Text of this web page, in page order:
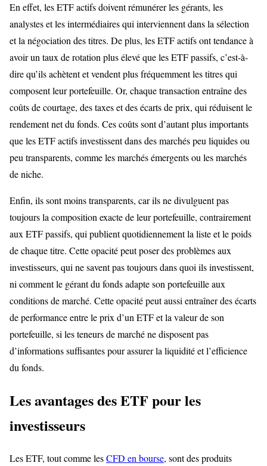
En effet, les ETF actifs doivent rémunérer les gérants, les
analystes et les intermédiaires qui interviennent dans la sélection
et la négociation des titres. De plus, les ETF actifs ont tendance à
avoir un taux de rotation plus élevé que les ETF passifs, c’est-à-
dire qu’ils achètent et vendent plus fréquemment les titres qui
composent leur portefeuille. Or, chaque transaction entraîne des
coûts de courtage, des taxes et des écarts de prix, qui réduisent le
rendement net du fonds. Ces coûts sont d’autant plus importants
que les ETF actifs investissent dans des marchés peu liquides ou
peu transparents, comme les marchés émergents ou les marchés
de niche.
Enfin, ils sont moins transparents, car ils ne divulguent pas
toujours la composition exacte de leur portefeuille, contrairement
aux ETF passifs, qui publient quotidiennement la liste et le poids
de chaque titre. Cette opacité peut poser des problèmes aux
investisseurs, qui ne savent pas toujours dans quoi ils investissent,
ni comment le gérant du fonds adapte son portefeuille aux
conditions de marché. Cette opacité peut aussi entraîner des écarts
de performance entre le prix d’un ETF et la valeur de son
portefeuille, si les teneurs de marché ne disposent pas
d’informations suffisantes pour assurer la liquidité et l’efficience
du fonds.
Les avantages des ETF pour les
investisseurs
Les ETF, tout comme lesCFD en bourse, sont des produits